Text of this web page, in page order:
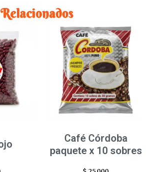
Café Córdoba
paquete x 10 sobres